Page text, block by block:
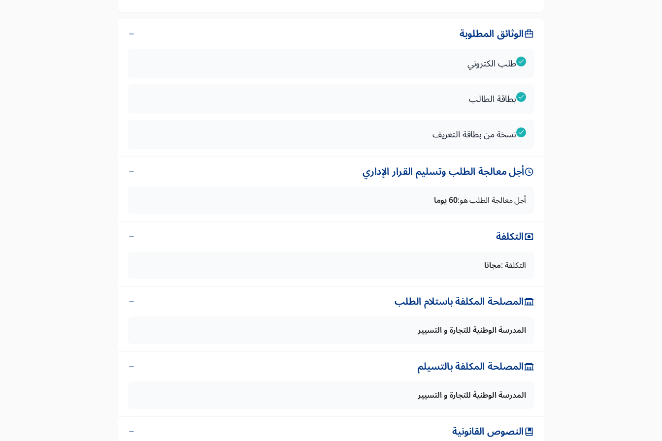
الوثائق المطلوبة
طلب الكتروني
بطاقة الطالب
نسخة من بطاقة التعريف
أجل معالجة الطلب وتسليم القرار الإداري
أجل معالجة الطلب هو:60 يوما
التكلفة
التكلفة :مجانا
المصلحة المكلفة باستلام الطلب
المدرسة الوطنية للتجارة و التسيير
المصلحة المكلفة بالتسيلم
المدرسة الوطنية للتجارة و التسيير
النصوص القانونية